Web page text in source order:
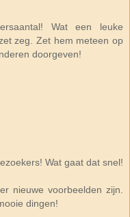
Wat een leuke
zeg. Zet hem meteen op
doorgeven!
Wat gaat dat snel!
nieuwe voorbeelden zijn.
dingen!